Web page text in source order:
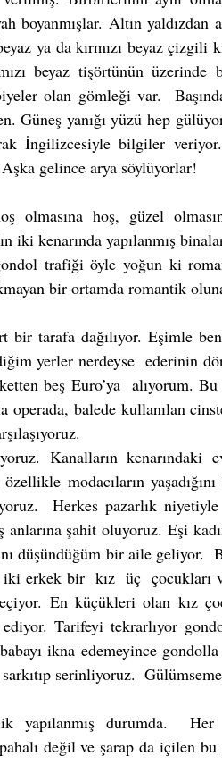
boyanmışlar. Altın
ya da kırmızı beyaz çizgili
beyaz tişörtünün
olan gömleği var.
Güneş yanığı yüzü hep
İngilizcesiyle bilgiler
gelince arya söylüyorlar!
iki kenarında yapılanmış
trafiği öyle yoğun ki
bir ortamda romantik
tarafa dağılıyor. Eşimle
yerler nerdeyse  ederinin
beş Euro’ya  alıyorum.
operada, balede kullanılan
modacıların
Herkes pazarlık
şahit oluyoruz. Eşi
düşündüğüm bir aile geliyor.
erkek bir  kız  üç  çocukları
En küçükleri olan kız
Tarifeyi tekrarlıyor
ikna edemeyince
serinliyoruz.
yapılanmış durumda.
değil ve şarap da içilen